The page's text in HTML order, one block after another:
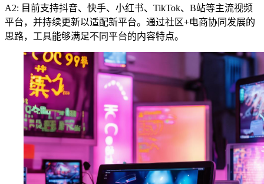
A2: 目前支持抖音、快手、小红书、TikTok、B站等主流视频
平台，并持续更新以适配新平台。通过社区+电商协同发展的
思路，工具能够满足不同平台的内容特点。